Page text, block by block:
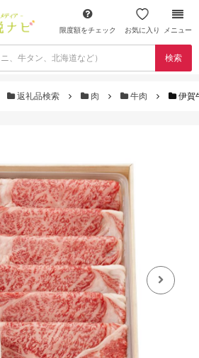
限度額をチェック お気に入り メニュー
検索
返礼品検索 肉 牛肉 伊賀